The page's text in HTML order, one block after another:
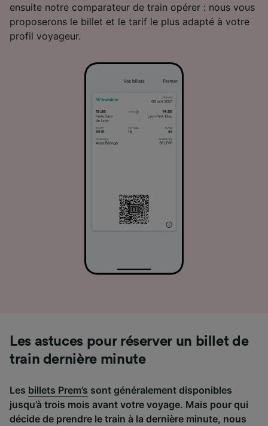
ensuite notre comparateur de train opérer : nous vous
proposerons le billet et le tarif le plus adapté à votre
profil voyageur.
Les astuces pour réserver un billet de
train dernière minute
Les billets Prem’s sont généralement disponibles
jusqu’à trois mois avant votre voyage. Mais pour qui
décide de prendre le train à la dernière minute, nous